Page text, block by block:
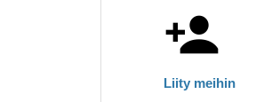
Liity meihin